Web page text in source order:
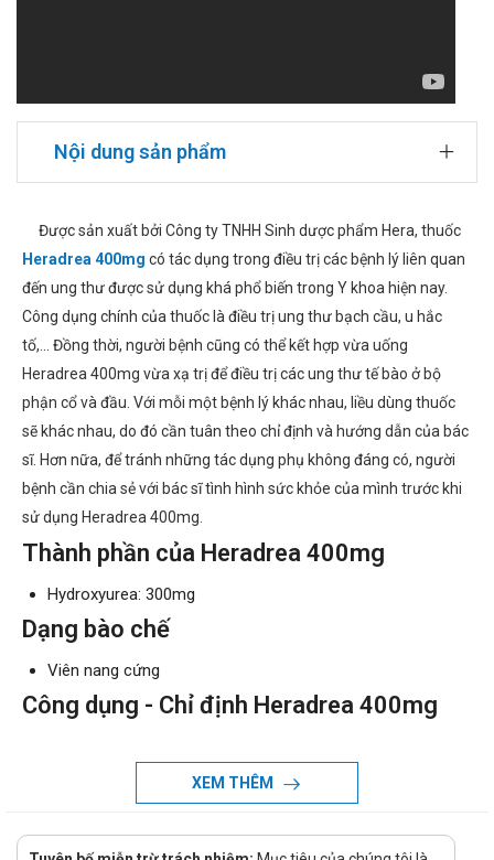
Nội dung sản phẩm
Được sản xuất bởi Công ty TNHH Sinh dược phẩm Hera, thuốc
Heradrea 400mg có tác dụng trong điều trị các bệnh lý liên quan
đến ung thư được sử dụng khá phổ biến trong Y khoa hiện nay.
Công dụng chính của thuốc là điều trị ung thư bạch cầu, u hắc
tố,... Đồng thời, người bệnh cũng có thể kết hợp vừa uống
Heradrea 400mg vừa xạ trị để điều trị các ung thư tế bào ở bộ
phận cổ và đầu. Với mỗi một bệnh lý khác nhau, liều dùng thuốc
sẽ khác nhau, do đó cần tuân theo chỉ định và hướng dẫn của bác
sĩ. Hơn nữa, để tránh những tác dụng phụ không đáng có, người
bệnh cần chia sẻ với bác sĩ tình hình sức khỏe của mình trước khi
sử dụng Heradrea 400mg.
Thành phần của Heradrea 400mg
Hydroxyurea: 300mg
Dạng bào chế
Viên nang cứng
Công dụng - Chỉ định Heradrea 400mg
U hắc tố, ung thư bạch cầu tủy bào mạn tính, ung thư
tái phát, di căn hoặc carcinom buồng trứng không mổ
được.
XEM THÊM